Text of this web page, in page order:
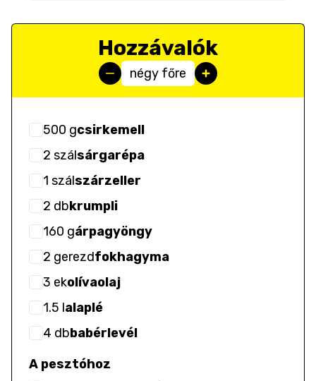
Hozzávalók
négy főre
500 gcsirkemell
2 szálsárgarépa
1 szálszárzeller
2 dbkrumpli
160 gárpagyöngy
2 gerezdfokhagyma
3 ekolívaolaj
1.5 lalaplé
4 dbbabérlevél
A pesztóhoz